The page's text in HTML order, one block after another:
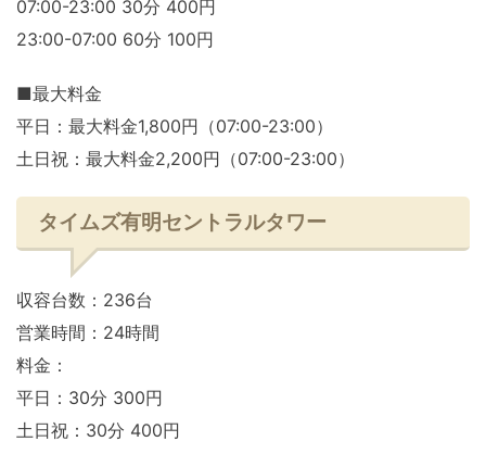
07:00-23:00 30分 400円
23:00-07:00 60分 100円
■最大料金
平日：最大料金1,800円（07:00-23:00）
土日祝：最大料金2,200円（07:00-23:00）
タイムズ有明セントラルタワー
収容台数：236台
営業時間：24時間
料金：
平日：30分 300円
土日祝：30分 400円